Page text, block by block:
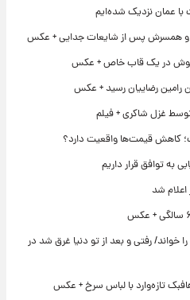
با عمان نزدیک شده‌ایم
و همسرش پس از شایعات جدایی + عکس
در یک قاب خاص + عکس
غزل شاکری + فیلم
کاهش قیمت‌ها واقعیت دارد؟
به توافق قرار داریم
اعلام شد
خواند/ رفتی و بعد از تو دنیا غرق شد در
تازه‌وارد با لباس سرخ + عکس